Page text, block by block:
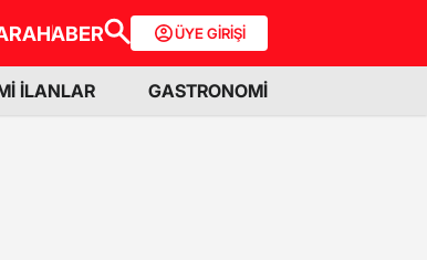
HABER ÜYE GİRİŞİ
İLANLAR GASTRONOMİ